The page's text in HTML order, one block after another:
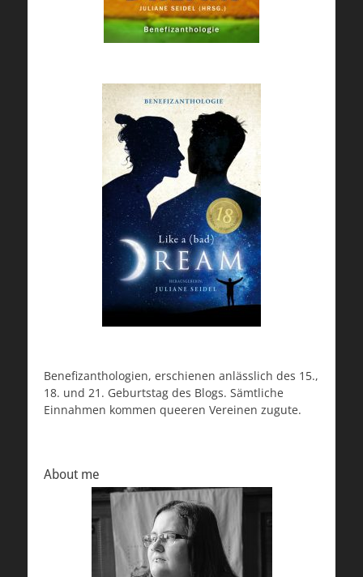
Benefizanthologien, erschienen anlässlich des 15.,
18. und 21. Geburtstag des Blogs. Sämtliche
Einnahmen kommen queeren Vereinen zugute.
About me